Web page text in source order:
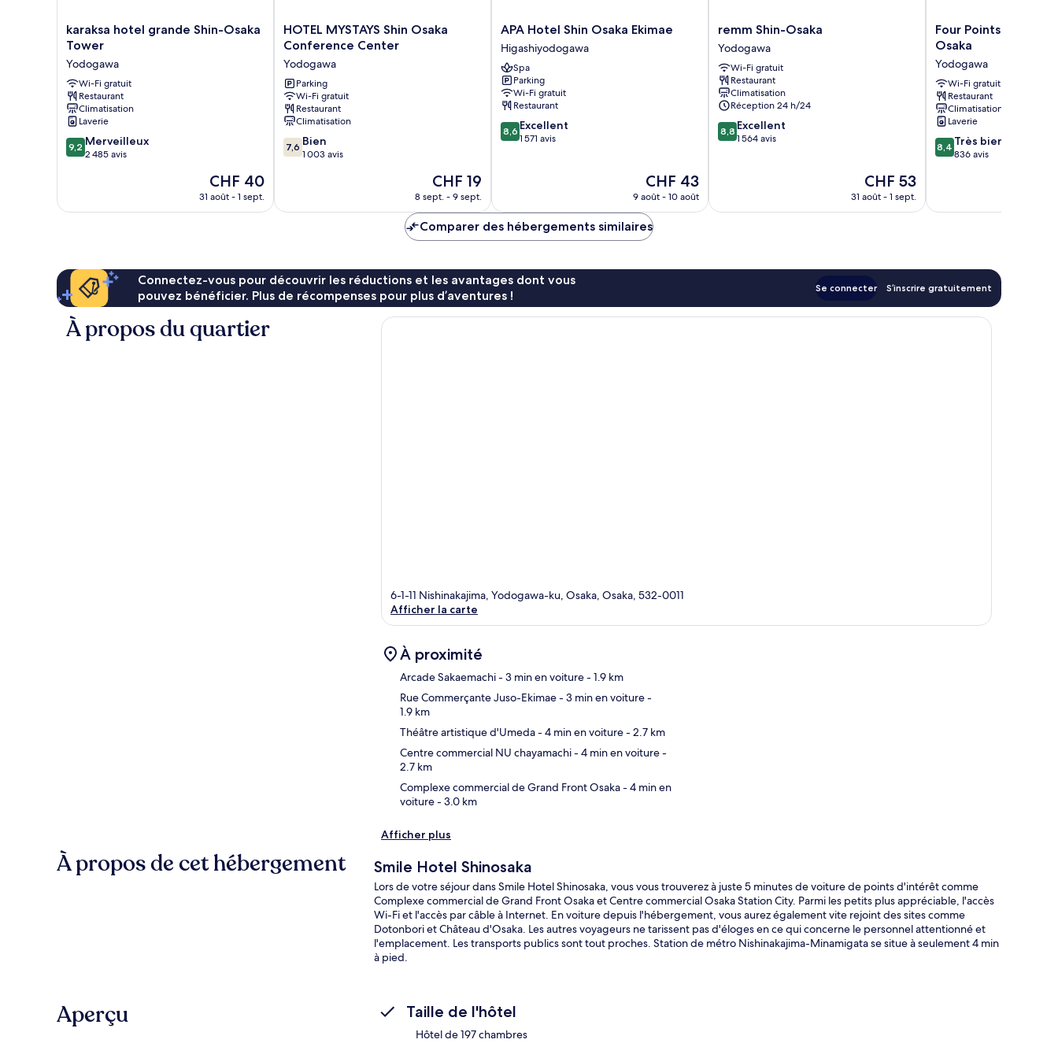
karaksa
hotel
Shin-
Osaka
Tower
Yodogawa
karaksa hotel grande Shin-Osaka
Tower
Yodogawa
Wi-Fi gratuit
Restaurant
Climatisation
Laverie
9.2
sur
9,2 Merveilleux
2 485 avis
Le
nouveau
CHF 40
31 août - 1 sept.
HOTEL
MYSTAYS
Osaka
Conference
Center
Yodogawa
HOTEL MYSTAYS Shin Osaka
Conference Center
Yodogawa
Parking
Wi-Fi gratuit
Restaurant
Climatisation
7.6
sur
7,6 Bien
1 003 avis
Le
nouveau
prix
de
CHF 19
8 sept. - 9 sept.
APA
Hotel
Shin
Osaka
Ekimae
Higashiyodogawa
APA Hotel Shin Osaka Ekimae
Higashiyodogawa
Spa
Parking
Wi-Fi gratuit
Restaurant
8.6
sur
8,6 Excellent
1 571 avis
Le
nouveau
est
de
CHF 43
9 août - 10 août
remm
Shin-
Osaka
Yodogawa
remm Shin-Osaka
Yodogawa
Wi-Fi gratuit
Restaurant
Climatisation
Réception 24 h/24
8.8
sur
8,8 Excellent
1 564 avis
Le
nouveau
CHF 53
31 août - 1 sept.
Four
Points
by
Sheraton
Shin
Osaka
Yodogawa
Four Points Flex by
Osaka
Yodogawa
Wi-Fi gratuit
Restaurant
Climatisation
Laverie
8.4
sur
836 avis
8,4 Très bien
836 avis
Comparer des hébergements similaires
Connectez-vous pour découvrir les réductions et les avantages dont vous
pouvez bénéficier. Plus de récompenses pour plus d’aventures !
Se connecter S’inscrire gratuitement
À propos du quartier
6-1-11 Nishinakajima, Yodogawa-ku, Osaka, Osaka, 532-0011
Afficher la carte
À proximité
Arcade Sakaemachi- 3 min en voiture- 1.9 km
Rue Commerçante Juso-Ekimae- 3 min en voiture-
1.9 km
Théâtre artistique d'Umeda- 4 min en voiture- 2.7 km
Centre commercial NU chayamachi- 4 min en voiture-
2.7 km
Complexe commercial de Grand Front Osaka- 4 min en
voiture- 3.0 km
Afficher plus
À propos de cet hébergement Smile Hotel Shinosaka
Lors de votre séjour dans Smile Hotel Shinosaka, vous vous trouverez à juste 5 minutes de voiture de points d'intérêt comme
Complexe commercial de Grand Front Osaka et Centre commercial Osaka Station City. Parmi les petits plus appréciable, l'accès
Wi-Fi et l'accès par câble à Internet. En voiture depuis l'hébergement, vous aurez également vite rejoint des sites comme
Dotonbori et Château d'Osaka. Les autres voyageurs ne tarissent pas d'éloges en ce qui concerne le personnel attentionné et
l'emplacement. Les transports publics sont tout proches. Station de métro Nishinakajima-Minamigata se situe à seulement 4 min
à pied.
Aperçu Taille de l'hôtel
Hôtel de 197 chambres